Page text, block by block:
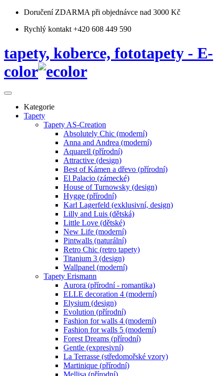
Doručení ZDARMA při objednávce nad 3000 Kč
Rychlý kontakt +420 608 449 590
tapety, koberce, fototapety - E-
color
Kategorie
Tapety
Tapety AS-Creation
Absolutely Chic (moderní)
Anna and Andrea (moderní)
Aquarell (přírodní)
Attractive (design)
Best of Kámen a dřevo (přírodní)
El Palacio (zámecké)
House of Turnowsky (design)
Hygge (přírodní)
Karl Lagerfeld (exklusivní, design)
Lilly and Luis (dětská)
Little Love (dětské)
New Life (moderní)
Pintwalls (naturální)
Retro Chic (retro tapety)
Titanium 3 (design)
Wallpanel (moderní)
Tapety Erismann
Aurora (přírodní - romantika)
ELLE decoration 4 (moderní)
Elysium (design)
Evolution (přírodní)
Fashion for walls 4 (moderní)
Fashion for walls 5 (moderní)
Forest Dreams (přírodní)
Gentle (expresivní)
La Terrasse (středomořské vzory)
Martinique (přírodní)
Mellisa (přírodní)